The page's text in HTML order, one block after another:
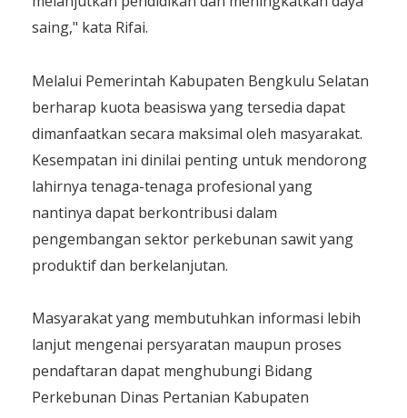
saing," kata Rifai.
Melalui Pemerintah Kabupaten Bengkulu Selatan
berharap kuota beasiswa yang tersedia dapat
dimanfaatkan secara maksimal oleh masyarakat.
Kesempatan ini dinilai penting untuk mendorong
lahirnya tenaga-tenaga profesional yang
nantinya dapat berkontribusi dalam
pengembangan sektor perkebunan sawit yang
produktif dan berkelanjutan.
Masyarakat yang membutuhkan informasi lebih
lanjut mengenai persyaratan maupun proses
pendaftaran dapat menghubungi Bidang
Perkebunan Dinas Pertanian Kabupaten